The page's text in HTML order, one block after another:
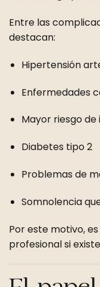
Entre las
destacan:
Hipertensión
Enfermedades
Mayor riesgo
Diabetes tipo 2
Problemas de
Somnolencia
Por este motivo,
profesional si